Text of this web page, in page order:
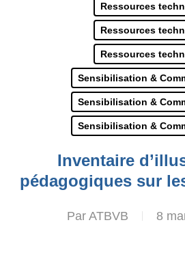
Ressources
Ressources
Ressources
Sensibilisation &
Sensibilisation &
Sensibilisation &
Inventaire
pédagogiques sur
Par ATBVB 8